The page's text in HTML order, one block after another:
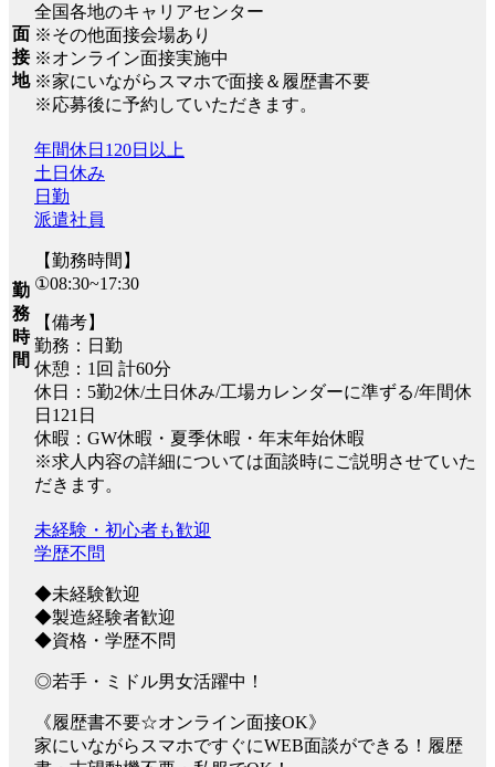
面
接
地
全国各地のキャリアセンター
※その他面接会場あり
※オンライン面接実施中
※家にいながらスマホで面接＆履歴書不要
※応募後に予約していただきます。
勤
務
時
間
年間休日120日以上
土日休み
日勤
派遣社員
【勤務時間】
①08:30~17:30
【備考】
勤務：日勤
休憩：1回 計60分
休日：5勤2休/土日休み/工場カレンダーに準ずる/年間休
日121日
休暇：GW休暇・夏季休暇・年末年始休暇
※求人内容の詳細については面談時にご説明させていた
だきます。
未経験・初心者も歓迎
学歴不問
◆未経験歓迎
◆製造経験者歓迎
◆資格・学歴不問
◎若手・ミドル男女活躍中！
《履歴書不要☆オンライン面接OK》
家にいながらスマホですぐにWEB面談ができる！履歴